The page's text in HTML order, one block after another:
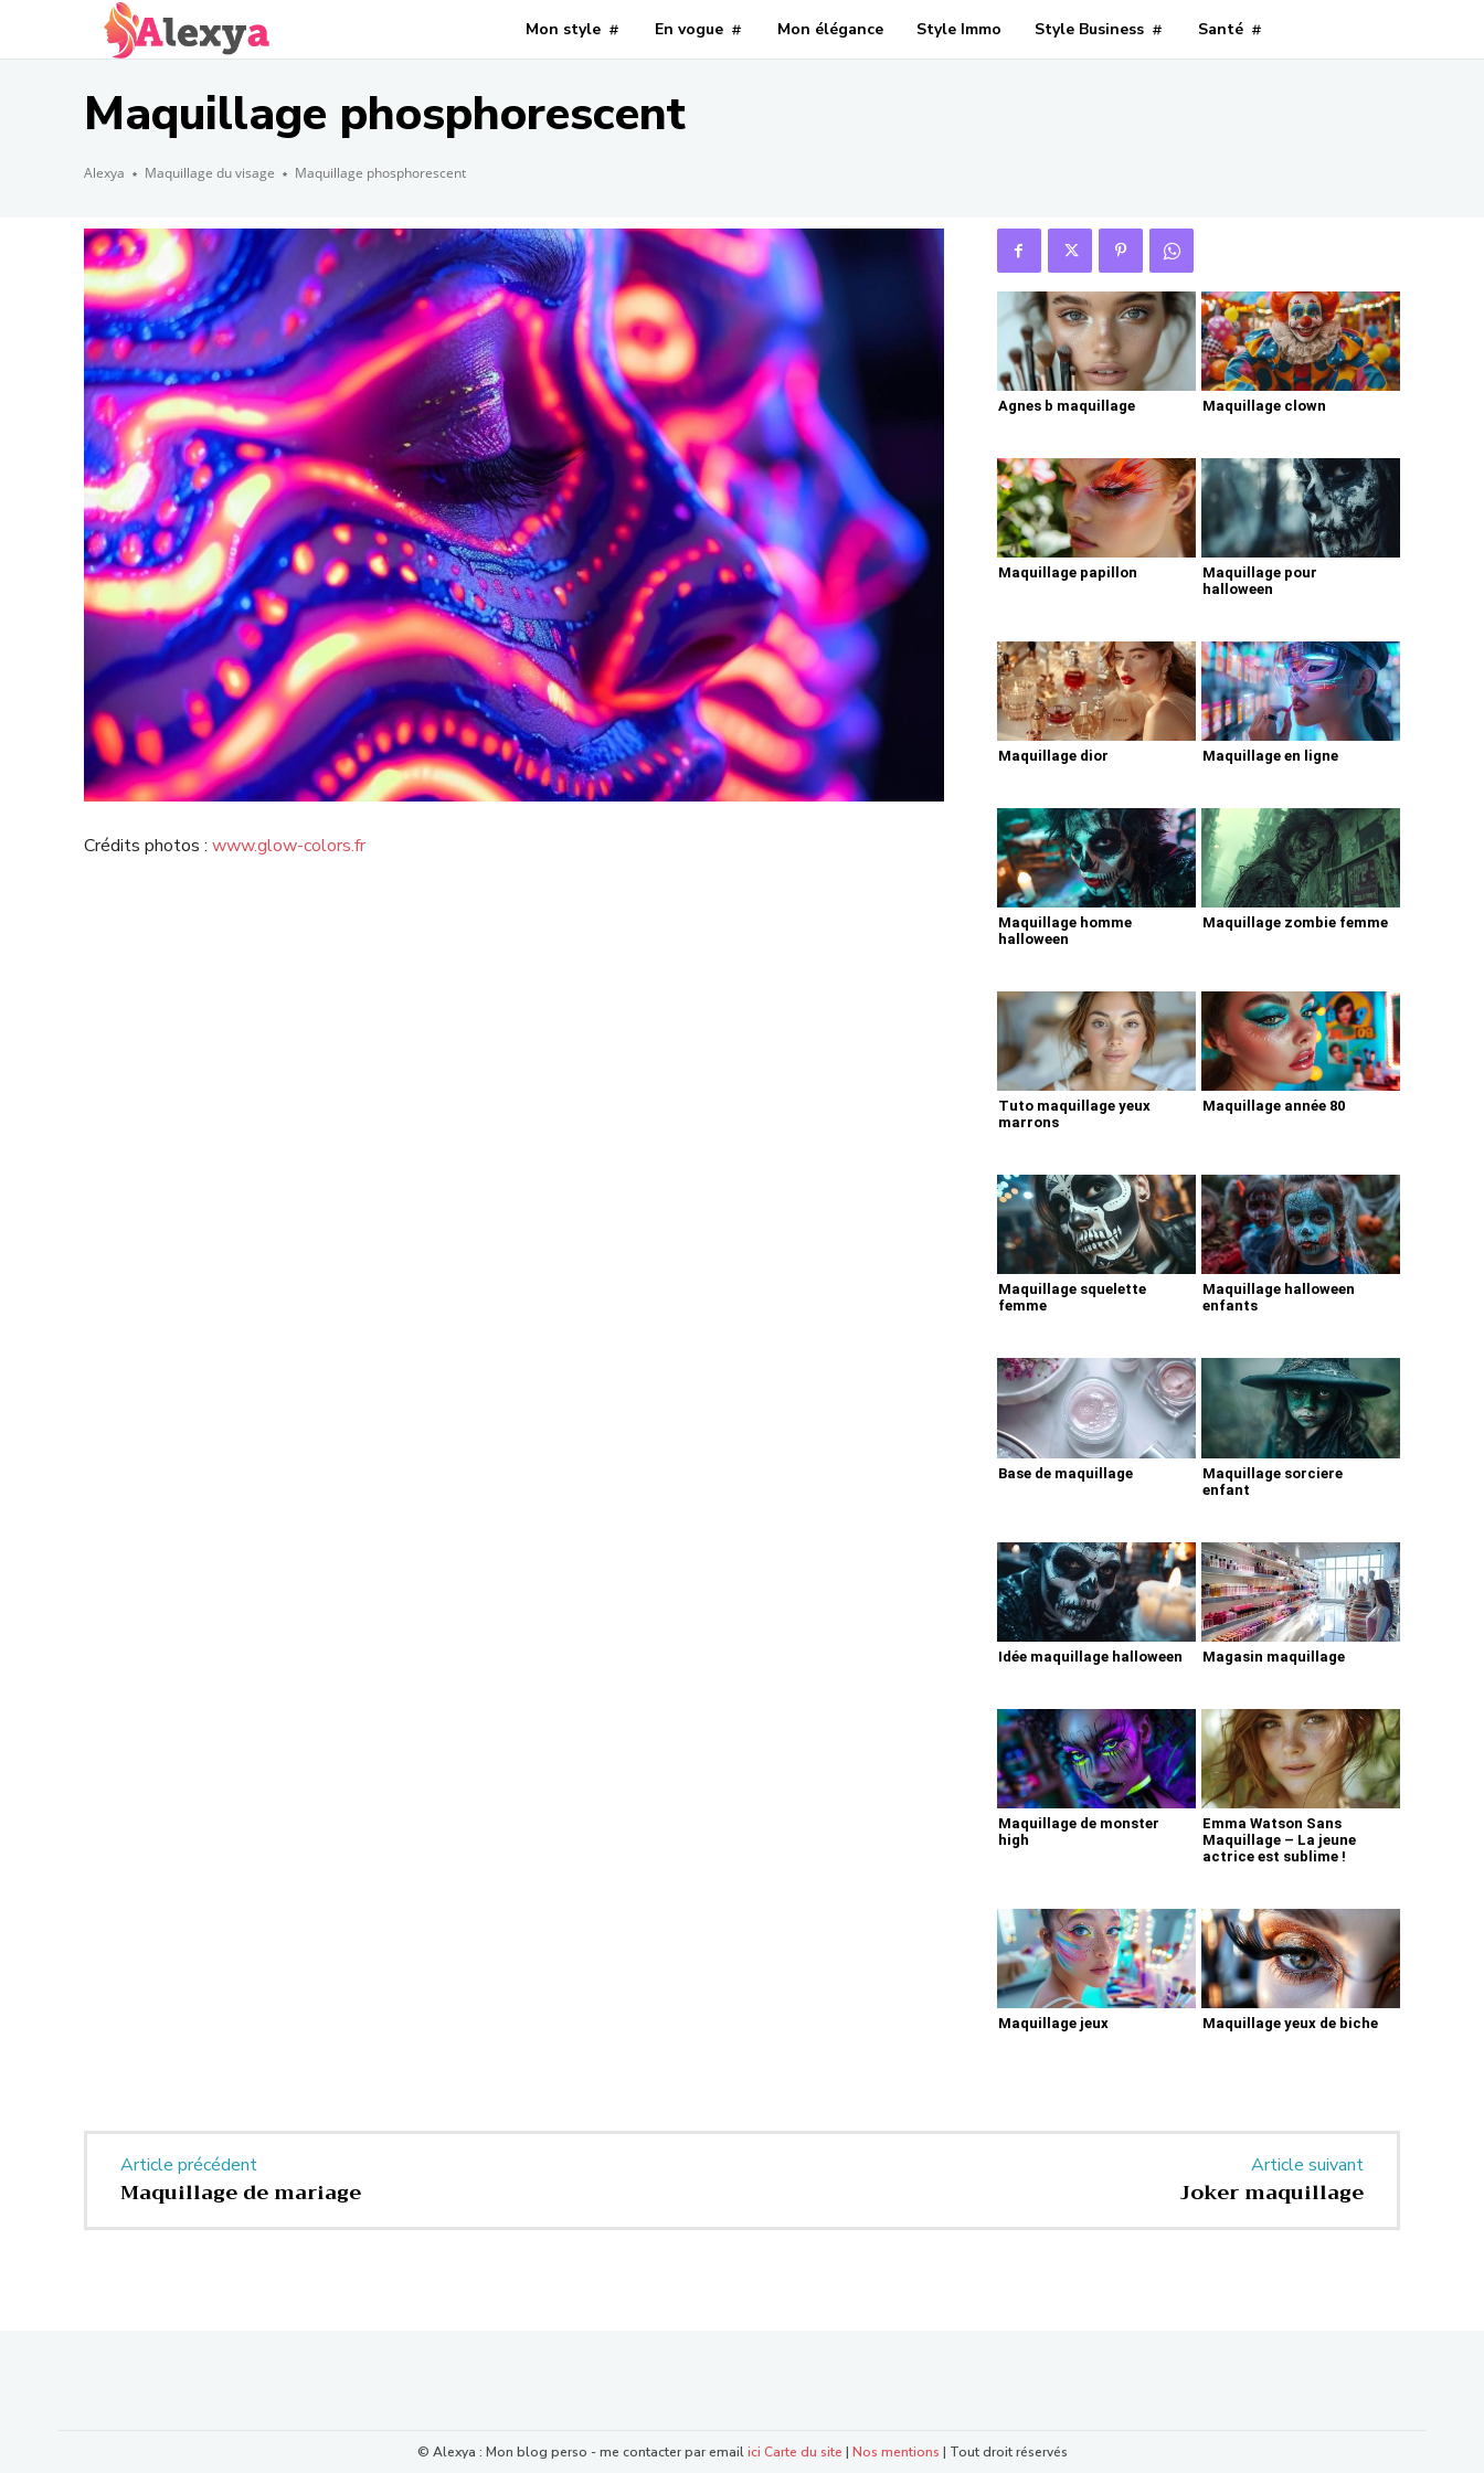
Mon style En vogue Mon élégance Style Immo Style Business Santé
Maquillage phosphorescent
Alexya Maquillage du visage Maquillage phosphorescent
Crédits photos : www.glow-colors.fr
Agnes b maquillage Maquillage clown
Maquillage papillon
Maquillage pour
halloween
Maquillage dior Maquillage en ligne
Maquillage homme
halloween
Maquillage zombie femme
Tuto maquillage yeux
marrons
Maquillage année 80
Maquillage squelette
femme
Maquillage halloween
enfants
Base de maquillage
Maquillage sorciere
enfant
Idée maquillage halloween Magasin maquillage
Maquillage de monster
high
Emma Watson Sans
Maquillage – La jeune
actrice est sublime !
Maquillage jeux Maquillage yeux de biche
Article précédent
Maquillage de mariage
Article suivant
Joker maquillage
© Alexya : Mon blog perso - me contacter par emailici Carte du site | Nos mentions | Tout droit réservés